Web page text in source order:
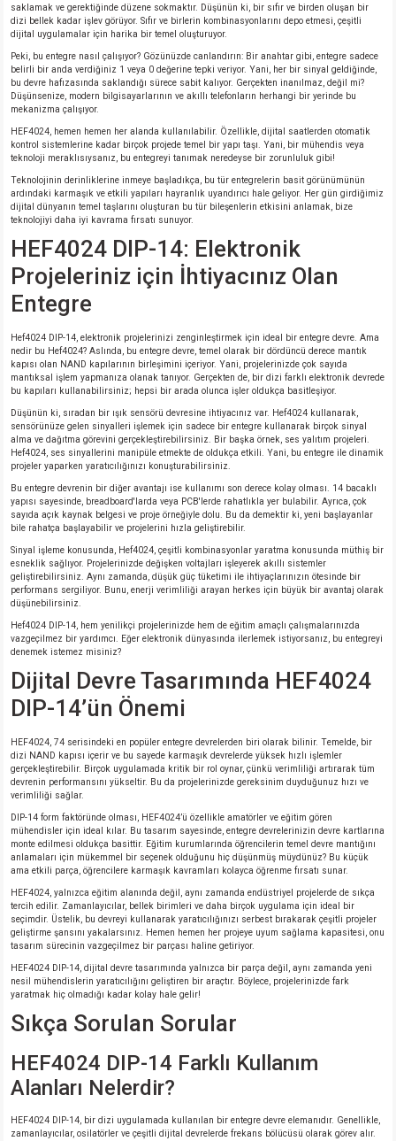
MARKA)
saklamak ve gerektiğinde düzene sokmaktır. Düşünün ki, bir sıfır ve birden oluşan bir
dizi bellek kadar işlev görüyor. Sıfır ve birlerin kombinasyonlarını depo etmesi, çeşitli
dijital uygulamalar için harika bir temel oluşturuyor.
Peki, bu entegre nasıl çalışıyor? Gözünüzde canlandırın: Bir anahtar gibi, entegre sadece
belirli bir anda verdiğiniz 1 veya 0 değerine tepki veriyor. Yani, her bir sinyal geldiğinde,
bu devre hafızasında saklandığı sürece sabit kalıyor. Gerçekten inanılmaz, değil mi?
Düşünsenize, modern bilgisayarlarının ve akıllı telefonların herhangi bir yerinde bu
mekanizma çalışıyor.
HEF4024, hemen hemen her alanda kullanılabilir. Özellikle, dijital saatlerden otomatik
kontrol sistemlerine kadar birçok projede temel bir yapı taşı. Yani, bir mühendis veya
teknoloji meraklısıysanız, bu entegreyi tanımak neredeyse bir zorunluluk gibi!
Teknolojinin derinliklerine inmeye başladıkça, bu tür entegrelerin basit görünümünün
ardındaki karmaşık ve etkili yapıları hayranlık uyandırıcı hale geliyor. Her gün girdiğimiz
dijital dünyanın temel taşlarını oluşturan bu tür bileşenlerin etkisini anlamak, bize
teknolojiyi daha iyi kavrama fırsatı sunuyor.
HEF4024 DIP-14: Elektronik
Projeleriniz için İhtiyacınız Olan
Entegre
Hef4024 DIP-14, elektronik projelerinizi zenginleştirmek için ideal bir entegre devre. Ama
nedir bu Hef4024? Aslında, bu entegre devre, temel olarak bir dördüncü derece mantık
kapısı olan NAND kapılarının birleşimini içeriyor. Yani, projelerinizde çok sayıda
mantıksal işlem yapmanıza olanak tanıyor. Gerçekten de, bir dizi farklı elektronik devrede
bu kapıları kullanabilirsiniz; hepsi bir arada olunca işler oldukça basitleşiyor.
Düşünün ki, sıradan bir ışık sensörü devresine ihtiyacınız var. Hef4024 kullanarak,
sensörünüze gelen sinyalleri işlemek için sadece bir entegre kullanarak birçok sinyal
alma ve dağıtma görevini gerçekleştirebilirsiniz. Bir başka örnek, ses yalıtım projeleri.
Hef4024, ses sinyallerini manipüle etmekte de oldukça etkili. Yani, bu entegre ile dinamik
projeler yaparken yaratıcılığınızı konuşturabilirsiniz.
Bu entegre devrenin bir diğer avantajı ise kullanımı son derece kolay olması. 14 bacaklı
yapısı sayesinde, breadboard'larda veya PCB'lerde rahatlıkla yer bulabilir. Ayrıca, çok
sayıda açık kaynak belgesi ve proje örneğiyle dolu. Bu da demektir ki, yeni başlayanlar
bile rahatça başlayabilir ve projelerini hızla geliştirebilir.
Sinyal işleme konusunda, Hef4024, çeşitli kombinasyonlar yaratma konusunda müthiş bir
esneklik sağlıyor. Projelerinizde değişken voltajları işleyerek akıllı sistemler
geliştirebilirsiniz. Aynı zamanda, düşük güç tüketimi ile ihtiyaçlarınızın ötesinde bir
performans sergiliyor. Bunu, enerji verimliliği arayan herkes için büyük bir avantaj olarak
düşünebilirsiniz.
Hef4024 DIP-14, hem yenilikçi projelerinizde hem de eğitim amaçlı çalışmalarınızda
vazgeçilmez bir yardımcı. Eğer elektronik dünyasında ilerlemek istiyorsanız, bu entegreyi
denemek istemez misiniz?
Dijital Devre Tasarımında HEF4024
DIP-14’ün Önemi
HEF4024, 74 serisindeki en popüler entegre devrelerden biri olarak bilinir. Temelde, bir
dizi NAND kapısı içerir ve bu sayede karmaşık devrelerde yüksek hızlı işlemler
gerçekleştirebilir. Birçok uygulamada kritik bir rol oynar, çünkü verimliliği artırarak tüm
devrenin performansını yükseltir. Bu da projelerinizde gereksinim duyduğunuz hızı ve
verimliliği sağlar.
DIP-14 form faktöründe olması, HEF4024’ü özellikle amatörler ve eğitim gören
mühendisler için ideal kılar. Bu tasarım sayesinde, entegre devrelerinizin devre kartlarına
monte edilmesi oldukça basittir. Eğitim kurumlarında öğrencilerin temel devre mantığını
anlamaları için mükemmel bir seçenek olduğunu hiç düşünmüş müydünüz? Bu küçük
ama etkili parça, öğrencilere karmaşık kavramları kolayca öğrenme fırsatı sunar.
HEF4024, yalnızca eğitim alanında değil, aynı zamanda endüstriyel projelerde de sıkça
tercih edilir. Zamanlayıcılar, bellek birimleri ve daha birçok uygulama için ideal bir
seçimdir. Üstelik, bu devreyi kullanarak yaratıcılığınızı serbest bırakarak çeşitli projeler
geliştirme şansını yakalarsınız. Hemen hemen her projeye uyum sağlama kapasitesi, onu
tasarım sürecinin vazgeçilmez bir parçası haline getiriyor.
HEF4024 DIP-14, dijital devre tasarımında yalnızca bir parça değil, aynı zamanda yeni
nesil mühendislerin yaratıcılığını geliştiren bir araçtır. Böylece, projelerinizde fark
yaratmak hiç olmadığı kadar kolay hale gelir!
Sıkça Sorulan Sorular
HEF4024 DIP-14 Farklı Kullanım
Alanları Nelerdir?
HEF4024 DIP-14, bir dizi uygulamada kullanılan bir entegre devre elemanıdır. Genellikle,
zamanlayıcılar, osilatörler ve çeşitli dijital devrelerde frekans bölücüsü olarak görev alır.